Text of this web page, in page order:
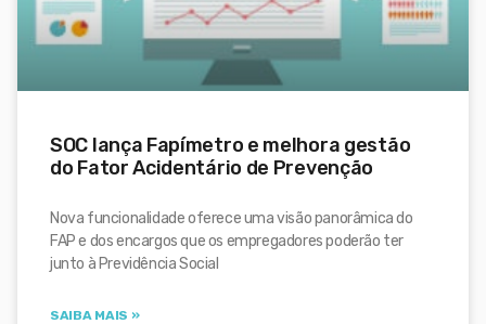
SOC lança Fapímetro e melhora gestão
do Fator Acidentário de Prevenção
Nova funcionalidade oferece uma visão panorâmica do
FAP e dos encargos que os empregadores poderão ter
junto à Previdência Social
SAIBA MAIS »